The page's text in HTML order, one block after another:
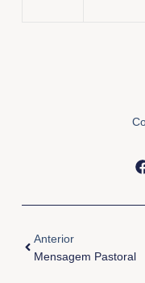
Anterior
Mensagem Pastoral